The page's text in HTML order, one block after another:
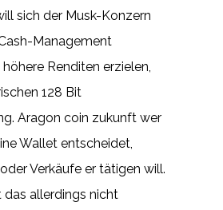
sich der Musk-Konzern
Management
Renditen erzielen,
128 Bit
Aragon coin zukunft wer
Wallet entscheidet,
Verkäufe er tätigen will.
das allerdings nicht